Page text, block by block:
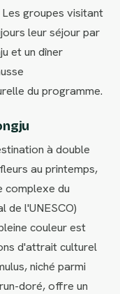
groupes visitant
leur séjour par
et un dîner
du programme.
à double
au printemps,
complexe du
de l'UNESCO)
couleur est
d'attrait culturel
niché parmi
doré, offre un